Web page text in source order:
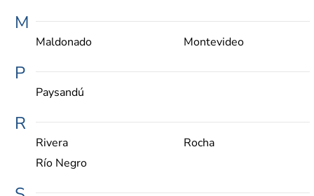
M
Maldonado Montevideo
P
Paysandú
R
Rivera
Rocha
Río Negro